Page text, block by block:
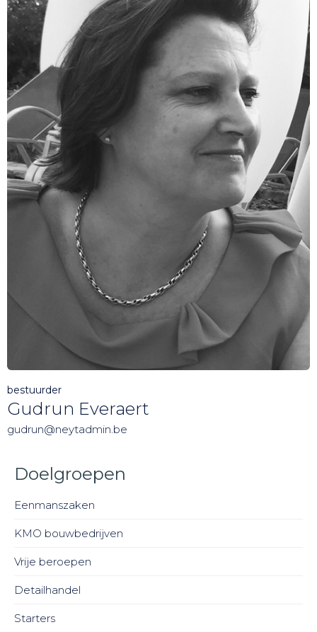
bestuurder
Gudrun Everaert
gudrun@neytadmin.be
Doelgroepen
Eenmanszaken
KMO bouwbedrijven
Vrije beroepen
Detailhandel
Starters